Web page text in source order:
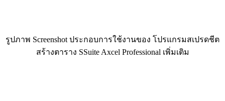
รูปภาพ Screenshot ประกอบการใช้งานของ โปรแกรมสเปรดชีต
สร้างตาราง SSuite Axcel Professional เพิ่มเติม